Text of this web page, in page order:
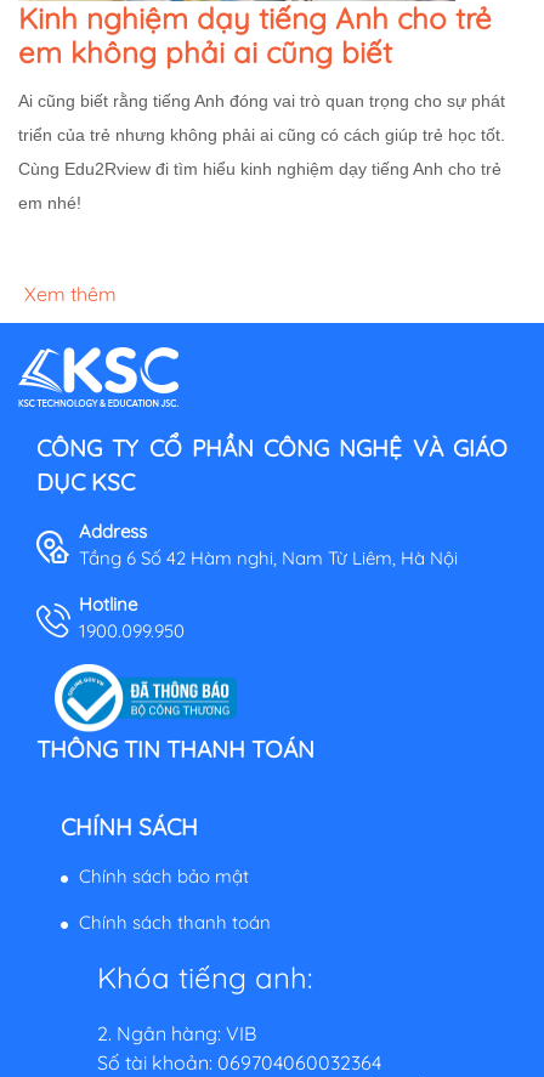
Kinh nghiệm dạy tiếng Anh cho trẻ
em không phải ai cũng biết
Ai cũng biết rằng tiếng Anh đóng vai trò quan trọng cho sự phát
triển của trẻ nhưng không phải ai cũng có cách giúp trẻ học tốt.
Cùng Edu2Rview đi tìm hiểu kinh nghiệm dạy tiếng Anh cho trẻ
em nhé!
Xem thêm
CÔNG TY CỔ PHẦN CÔNG NGHỆ VÀ GIÁO
DỤC KSC
Address
Tầng 6 Số 42 Hàm nghi, Nam Từ Liêm, Hà Nội
Hotline
1900.099.950
THÔNG TIN THANH TOÁN
CHÍNH SÁCH
Chính sách bảo mật
Chính sách thanh toán
Khóa tiếng anh:
2. Ngân hàng: VIB
Số tài khoản: 069704060032364